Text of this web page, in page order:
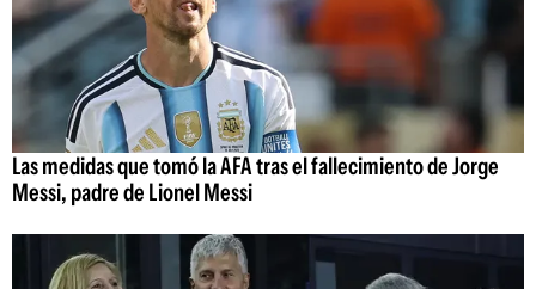
Las medidas que tomó la AFA tras el fallecimiento de Jorge
Messi, padre de Lionel Messi